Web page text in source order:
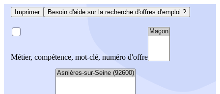
Imprimer Besoin d'aide sur la recherche d'offres d'emploi ?
Métier, compétence, mot-clé, numéro d'offre